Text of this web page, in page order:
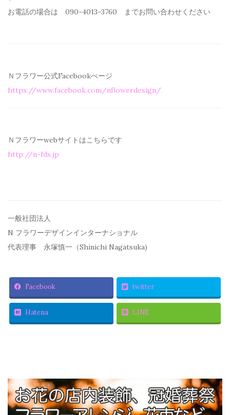
お電話の場合は 090-4013-3760 までお問い合わせください
Ｎフラワー公式Facebookぺージ
https://www.facebook.com/nflowerdesign/
Ｎフラワーwebサイトはこちらです
http://n-fds.jp
一般社団法人
N フラワーデザインインターナショナル
代表理事 永塚慎一（Shinichi Nagatsuka)
Facebook twitter
Hatena LINE